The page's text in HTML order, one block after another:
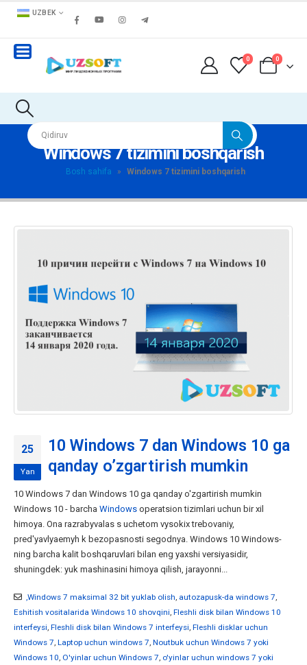
UZBEK
0 0
Windows 7 tizimini boshqarish
Bosh sahifa » Windows 7 tizimini boshqarish
25
Yan
10 Windows 7 dan Windows 10 ga
qanday o’zgartirish mumkin
10 Windows 7 dan Windows 10 ga qanday o'zgartirish mumkin
Windows 10 - barcha Windows operatsion tizimlari uchun bir xil
himoya. Ona razrabyvalas s uchetom vysokix trebovaniy,
pred'yavlyaemyh k bezopasnosti segodnya. Windows 10 Windows-
ning barcha kalit boshqaruvlari bilan eng yaxshi versiyasidir,
shuningdek: yuk mashinasini himoya qilish, jarayonni...
,Windows 7 maksimal 32 bit yuklab olish, autozapusk-da windows 7,
Eshitish vositalarida Windows 10 shovqini, Fleshli disk bilan Windows 10
interfeysi, Fleshli disk bilan Windows 7 interfeysi, Fleshli disklar uchun
Windows 7, Laptop uchun windows 7, Noutbuk uchun Windows 7 yoki
Windows 10, O'yinlar uchun Windows 7, o'yinlar uchun windows 7 yoki